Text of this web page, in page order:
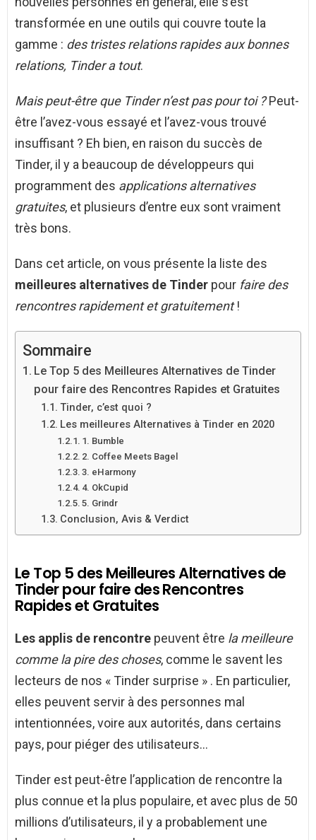
transformée en une outils qui couvre toute la
gamme : des tristes relations rapides aux bonnes
relations, Tinder a tout.
Mais peut-être que Tinder n’est pas pour toi ?Peut-
être l’avez-vous essayé et l’avez-vous trouvé
insuffisant ? Eh bien, en raison du succès de
Tinder, il y a beaucoup de développeurs qui
programment des applications alternatives
gratuites, et plusieurs d’entre eux sont vraiment
très bons.
Dans cet article, on vous présente la liste des
meilleures alternatives de Tinder pour faire des
rencontres rapidement et gratuitement!
Sommaire
Le Top 5 des Meilleures Alternatives de Tinder
pour faire des Rencontres Rapides et Gratuites
Tinder, c’est quoi ?
Les meilleures Alternatives à Tinder en 2020
1. Bumble
2. Coffee Meets Bagel
3. eHarmony
4. OkCupid
5. Grindr
Conclusion, Avis & Verdict
Le Top 5 des Meilleures Alternatives de
Tinder pour faire des Rencontres
Rapides et Gratuites
Les applis de rencontre peuvent être la meilleure
comme la pire des choses, comme le savent les
lecteurs de nos « Tinder surprise » . En particulier,
elles peuvent servir à des personnes mal
intentionnées, voire aux autorités, dans certains
pays, pour piéger des utilisateurs…
Tinder est peut-être l’application de rencontre la
plus connue et la plus populaire, et avec plus de 50
millions d’utilisateurs, il y a probablement une